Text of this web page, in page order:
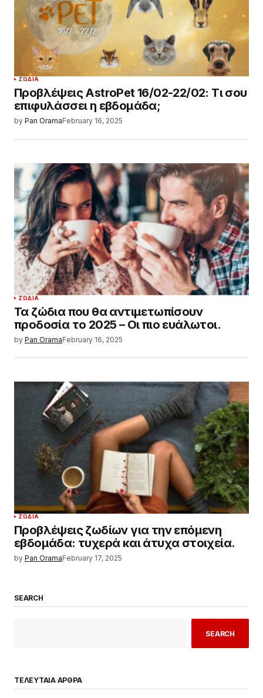
ΖΏΔΙΑ
Προβλέψεις AstroPet 16/02-22/02: Τι σου
επιφυλάσσει η εβδομάδα;
by Pan OramaFebruary 16, 2025
ΖΏΔΙΑ
Τα ζώδια που θα αντιμετωπίσουν
προδοσία το 2025 – Οι πιο ευάλωτοι.
by Pan OramaFebruary 16, 2025
ΖΏΔΙΑ
Προβλέψεις ζωδίων για την επόμενη
εβδομάδα: τυχερά και άτυχα στοιχεία.
by Pan OramaFebruary 17, 2025
SEARCH
SEARCH
ΤΕΛΕΥΤΑΙΑ ΑΡΘΡΑ